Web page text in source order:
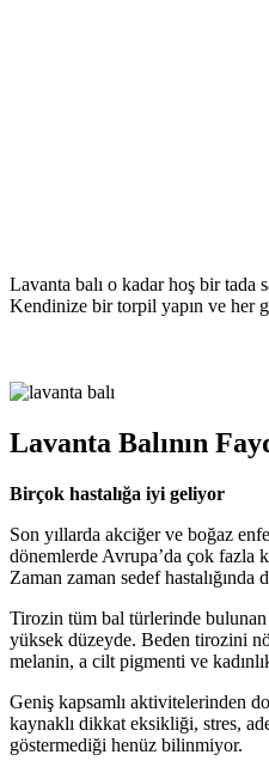
Lavanta balı o kadar hoş bir tada
Kendinize bir torpil yapın ve her
Lavanta Balının
Birçok hastalığa iyi geliyor
Son yıllarda akciğer ve boğaz
dönemlerde Avrupa’da çok fazla
Zaman zaman sedef
Tirozin tüm bal türlerinde bulunan
yüksek düzeyde. Beden tirozini
melanin, a cilt pigmenti ve
Geniş kapsamlı aktivitelerinden
kaynaklı dikkat eksikliği, stres,
göstermediği henüz bilinmiyor.